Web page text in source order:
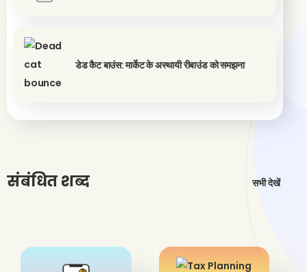
डेड कैट बाउंस: मार्केट के अस्थायी रीबाउंड को समझना
संबंधित शब्द सभी देखें